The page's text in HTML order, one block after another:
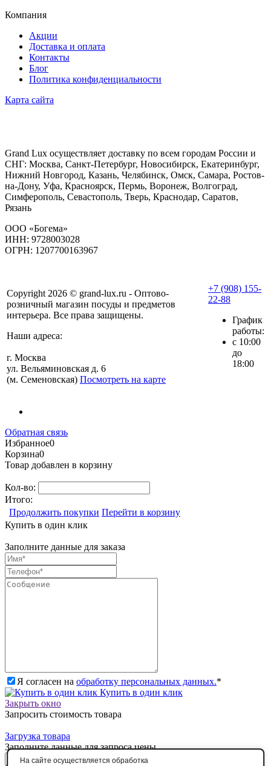
Компания
Акции
Доставка и оплата
Контакты
Блог
Политика конфиденциальности
Карта сайта
Grand Lux осуществляет доставку по всем городам России и
СНГ: Москва, Санкт-Петербург, Новосибирск, Екатеринбург,
Нижний Новгород, Казань, Челябинск, Омск, Самара, Ростов-
на-Дону, Уфа, Красноярск, Пермь, Воронеж, Волгоград,
Симферополь, Севастополь, Тверь, Краснодар, Саратов,
Рязань
ООО «Богема»
ИНН: 9728003028
ОГРН: 1207700163967
Copyright 2026 © grand-lux.ru - Оптово-
розничный магазин посуды и предметов
интерьера. Все права защищены.
Наши адреса:
г. Москва
ул. Вельяминовская д. 6
(м. Семеновская) Посмотреть на карте
+7 (908) 155-
22-88
График
работы:
с 10:00
до
18:00
Обратная связь
Избранное0
Корзина0
Товар добавлен в корзину
Кол-во:
Итого:
Продолжить покупки Перейти в корзину
Купить в один клик
Заполните данные для заказа
Я согласен на обработку персональных данных.*
Купить в один клик
Закрыть окно
Запросить стоимость товара
Загрузка товара
Заполните данные для запроса цены
На сайте осуществляется обработка